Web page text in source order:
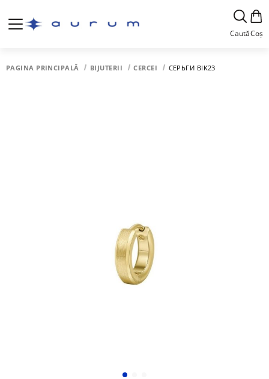
CautăCoș
PAGINA PRINCIPALĂ BIJUTERII CERCEI СЕРЬГИ BIK23